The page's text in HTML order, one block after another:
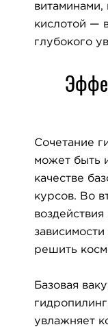
витаминами,
кислотой —
глубокого
Сочетание
может быть
качестве
курсов. Во
решить
Базовая
увлажняет